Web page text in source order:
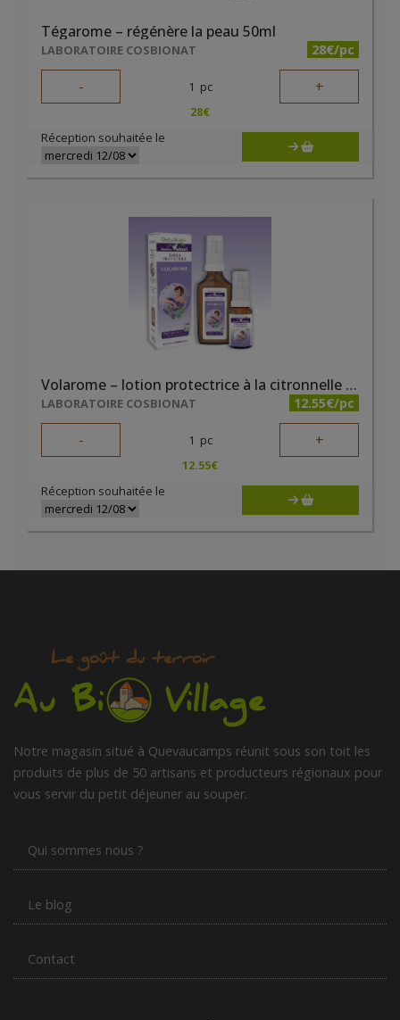
Tégarome – régénère la peau 50ml
LABORATOIRE COSBIONAT 28€/pc
- 1 pc +
28€
Réception souhaitée le
Volarome – lotion protectrice à la citronnelle 50ml
LABORATOIRE COSBIONAT 12.55€/pc
- 1 pc +
12.55€
Réception souhaitée le
Notre magasin situé à Quevaucamps réunit sous son toit les
produits de plus de 50 artisans et producteurs régionaux pour
vous servir du petit déjeuner au souper.
Qui sommes nous ?
Le blog
Contact